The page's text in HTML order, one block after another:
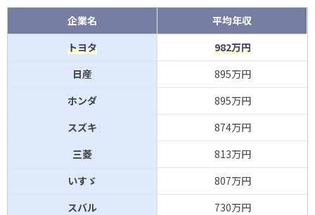
企業名
平均年収
トヨタ
982万円
日産
895万円
ホンダ
895万円
スズキ
874万円
三菱
813万円
いすゞ
807万円
スバル
730万円